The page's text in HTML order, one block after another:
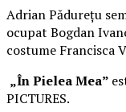
Adrian Pădurețu
ocupat Bogdan
costume Francisca
„În Pielea Mea”
PICTURES.